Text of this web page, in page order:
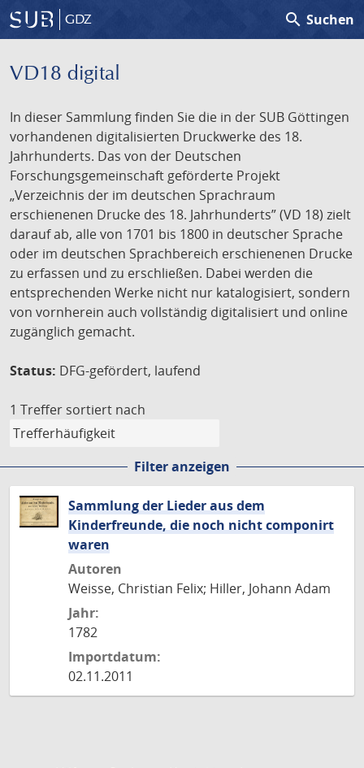
GDZ search Suchen
VD18 digital
In dieser Sammlung finden Sie die in der SUB Göttingen
vorhandenen digitalisierten Druckwerke des 18.
Jahrhunderts. Das von der Deutschen
Forschungsgemeinschaft geförderte Projekt
„Verzeichnis der im deutschen Sprachraum
erschienenen Drucke des 18. Jahrhunderts” (VD 18) zielt
darauf ab, alle von 1701 bis 1800 in deutscher Sprache
oder im deutschen Sprachbereich erschienenen Drucke
zu erfassen und zu erschließen. Dabei werden die
entsprechenden Werke nicht nur katalogisiert, sondern
von vornherein auch vollständig digitalisiert und online
zugänglich gemacht.
Status: DFG-gefördert, laufend
1 Treffer sortiert nach
Filter anzeigen
Sammlung der Lieder aus dem
Kinderfreunde, die noch nicht componirt
waren
Autoren
Weisse, Christian Felix; Hiller, Johann Adam
Jahr:
1782
Importdatum:
02.11.2011